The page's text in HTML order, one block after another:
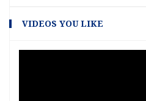
VIDEOS YOU LIKE